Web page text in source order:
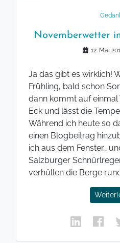
Novemberwetter
12. Mai
Ja das gibt es wirklich!
Frühling, bald schon
dann kommt auf einmal
Eck und lässt die
Während ich heute so
einen Blogbeitrag
ich aus dem Fenster…
Salzburger
verhüllen die Berge